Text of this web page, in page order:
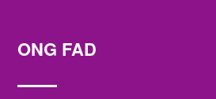
ONG FAD